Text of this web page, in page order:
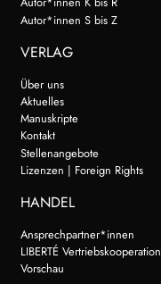
Autor*innen S bis Z
VERLAG
Über uns
Aktuelles
Manuskripte
Kontakt
Stellenangebote
Lizenzen | Foreign Rights
HANDEL
Ansprechpartner*innen
LIBERTÉ Vertriebskooperation
Vorschau